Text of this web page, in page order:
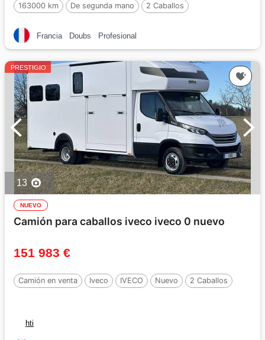
163000 km
De segunda mano 2 Caballos
Francia Doubs Profesional
PRESTIGIO
13
NUEVO
Camión para caballos iveco iveco 0 nuevo
151 983 €
Camión en venta Iveco IVECO Nuevo 2 Caballos
hti